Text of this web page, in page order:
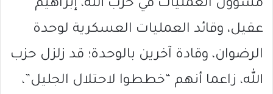
مسؤول العمليات في حزب الله، إبراهيم
عقيل، وقائد العمليات العسكرية لوحدة
الرضوان، وقادة آخرين بالوحدة؛ قد زلزل حزب
الله، زاعما أنهم “خططوا لاحتلال الجليل”،